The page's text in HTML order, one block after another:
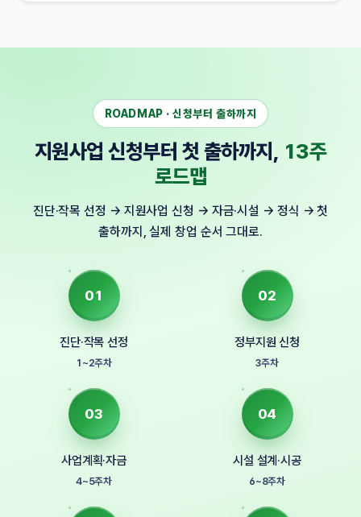
ROADMAP · 신청부터 출하까지
지원사업 신청부터 첫 출하까지, 13주
로드맵
진단·작목 선정 → 지원사업 신청 → 자금·시설 → 정식 → 첫
출하까지, 실제 창업 순서 그대로.
01
진단·작목 선정
1~2주차
02
정부지원 신청
3주차
03
사업계획·자금
4~5주차
04
시설 설계·시공
6~8주차